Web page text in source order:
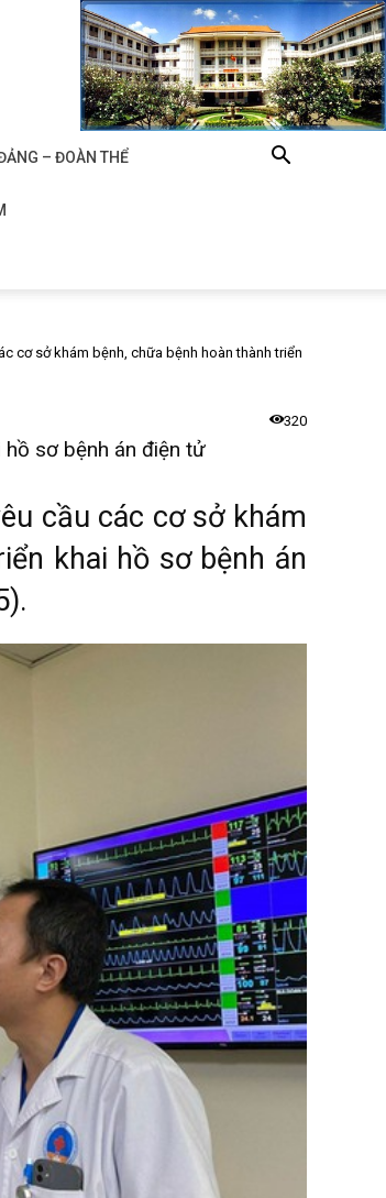
– ĐOÀN THỂ
cơ sở khám bệnh, chữa bệnh hoàn thành triển
320
sơ bệnh án điện tử
cầu các cơ sở khám
khai hồ sơ bệnh án